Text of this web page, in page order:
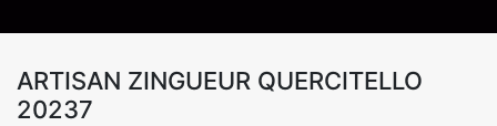
ARTISAN ZINGUEUR QUERCITELLO
20237